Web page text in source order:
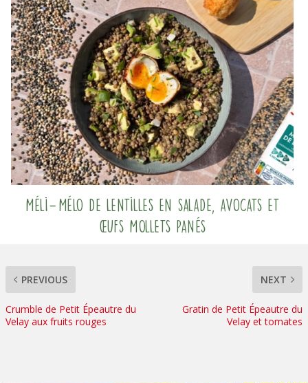
Méli-Mélo de lentilles en salade, avocats et
œufs mollets panés
PREVIOUS
Crumble de Petit Épeautre du
Velay aux fruits rouges
NEXT
Gratin de Petit Épeautre du
Velay et tomates